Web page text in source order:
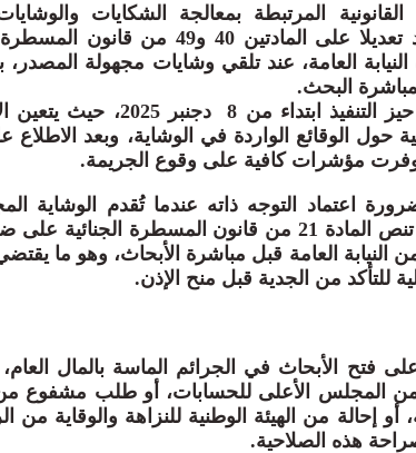
المرتبطة بمعالجة الشكايات
موضحا أن هذا الجانب شهد تعديلا على المادتين
العامة، عند تلقي وشايات مجهولة المصدر،
البحث.
ومع دخول هذه المقتضيات حيز التنفيذ
الوقائع الواردة في الوشاية، وبعد الاطلاع
مؤشرات كافية على وقوع الجريمة.
اعتماد التوجه ذاته عندما تُقدم الوشاية
ضباط الشرطة القضائية، إذ تنص المادة 21 من قانون
النيابة العامة قبل مباشرة الأبحاث، وهو ما
للتأكد من الجدية قبل منح الإذن.
فتح الأبحاث في الجرائم الماسة بالمال
من المجلس الأعلى للحسابات، أو طلب مشفوع
أو إحالة من الهيئة الوطنية للنزاهة والوقاية من
هذه الصلاحية.